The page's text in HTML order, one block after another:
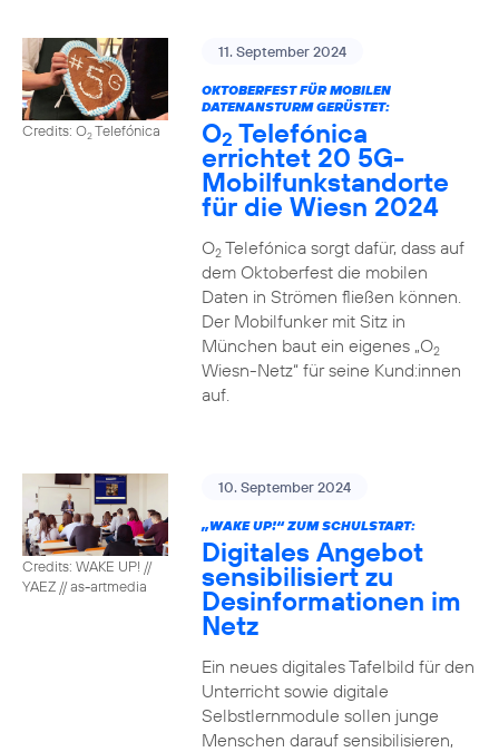
Credits: O2Telefónica
11. September 2024
OKTOBERFEST FÜR MOBILEN
DATENANSTURM GERÜSTET:
O2 Telefónica
errichtet 20 5G-
Mobilfunkstandorte
für die Wiesn 2024
O2Telefónica sorgt dafür, dass auf
dem Oktoberfest die mobilen
Daten in Strömen fließen können.
Der Mobilfunker mit Sitz in
München baut ein eigenes „O2
Wiesn-Netz“ für seine Kund:innen
auf.
Credits: WAKE UP! //
YAEZ // as-artmedia
10. September 2024
„WAKE UP!“ ZUM SCHULSTART:
Digitales Angebot
sensibilisiert zu
Desinformationen im
Netz
Ein neues digitales Tafelbild für den
Unterricht sowie digitale
Selbstlernmodule sollen junge
Menschen darauf sensibilisieren,